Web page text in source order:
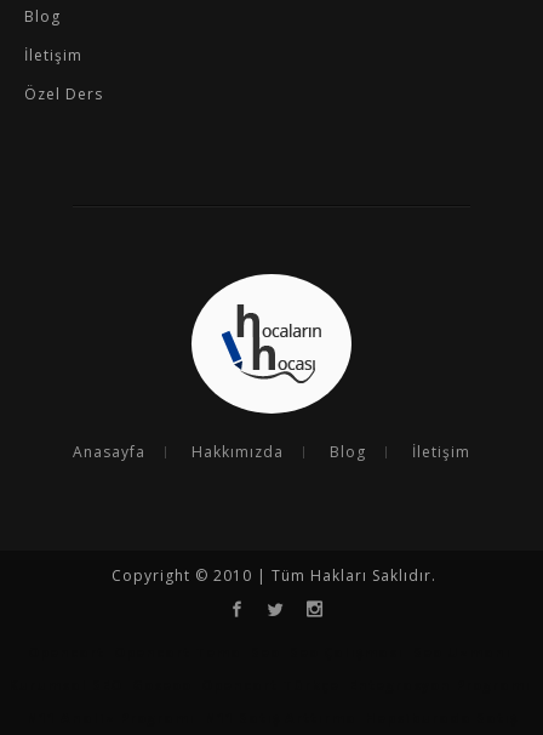
Blog
İletişim
Özel Ders
Anasayfa Hakkımızda Blog İletişim
Copyright © 2010 | Tüm Hakları Saklıdır.